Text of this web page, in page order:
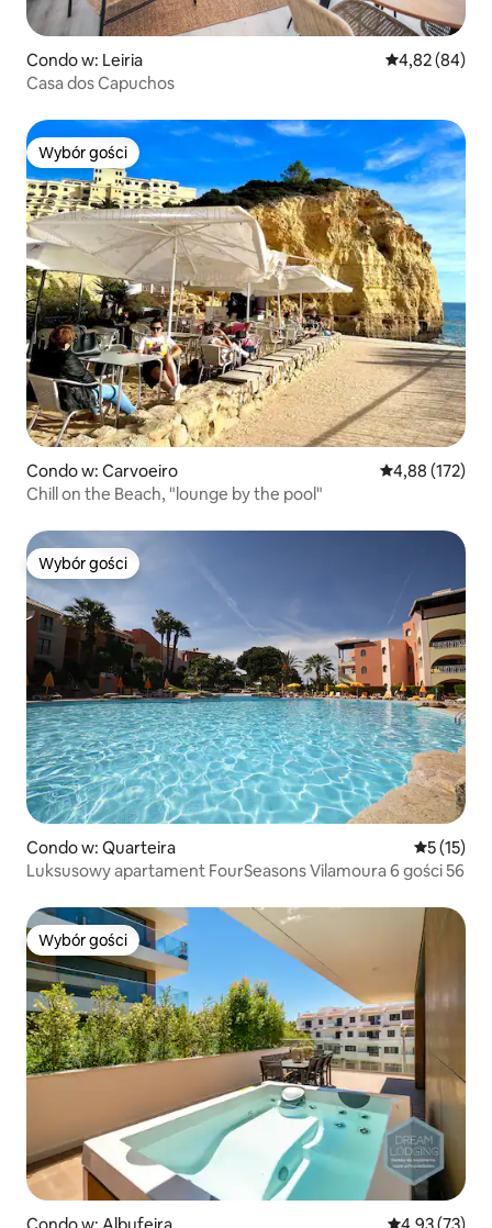
Condo w: Leiria Średnia
4,82 (84)
Casa dos Capuchos
Wybór gości
Wybór gości
Condo w: Carvoeiro Średnia
4,88 (172)
Chill on the Beach, "lounge by the pool"
Wybór gości
Wybór gości
Condo w: Quarteira Średnia
5 (15)
Luksusowy apartament FourSeasons Vilamoura 6 gości 56
Wybór gości
Wybór gości